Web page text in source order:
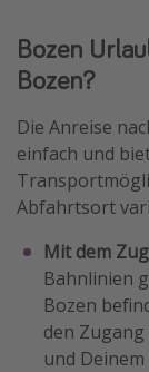
Bozen
Bozen?
Die Anreise
einfach und
Abfahrtsort
Mit dem Zug
Bahnlinien
Bozen
den
und